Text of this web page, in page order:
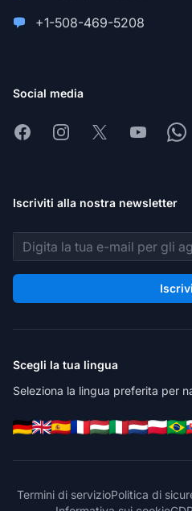
+1-508-469-5208
Social media
FacebookInstagram
X Youtube
Iscriviti alla nostra newsletter
Indirizzo email
Scegli la tua lingua
Seleziona la lingua preferita per
Termini di servizioPolitica di